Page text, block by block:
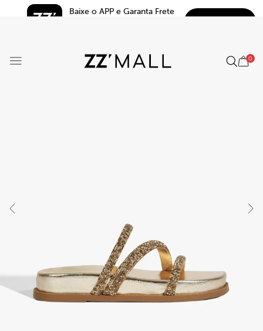
Baixe o APP e Garanta Frete
0